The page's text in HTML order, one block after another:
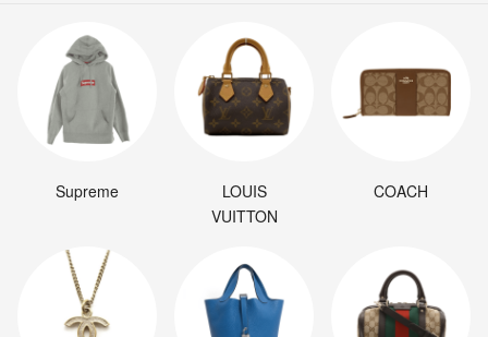
Supreme
LOUIS
VUITTON
COACH